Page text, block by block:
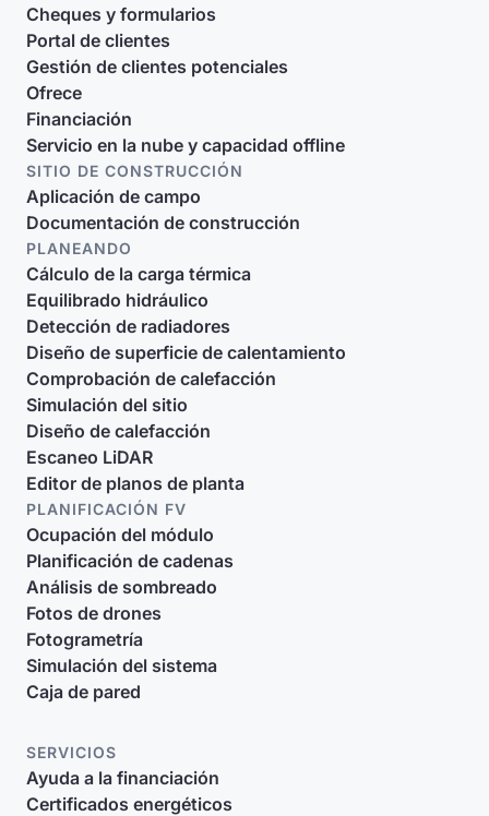
Cheques y formularios
Portal de clientes
Gestión de clientes potenciales
Ofrece
Financiación
Servicio en la nube y capacidad offline
SITIO DE CONSTRUCCIÓN
Aplicación de campo
Documentación de construcción
PLANEANDO
Cálculo de la carga térmica
Equilibrado hidráulico
Detección de radiadores
Diseño de superficie de calentamiento
Comprobación de calefacción
Simulación del sitio
Diseño de calefacción
Escaneo LiDAR
Editor de planos de planta
PLANIFICACIÓN FV
Ocupación del módulo
Planificación de cadenas
Análisis de sombreado
Fotos de drones
Fotogrametría
Simulación del sistema
Caja de pared
SERVICIOS
Ayuda a la financiación
Certificados energéticos